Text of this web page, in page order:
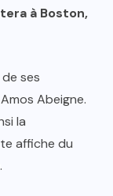
à Boston,
ses
Abeigne.
la
affiche du